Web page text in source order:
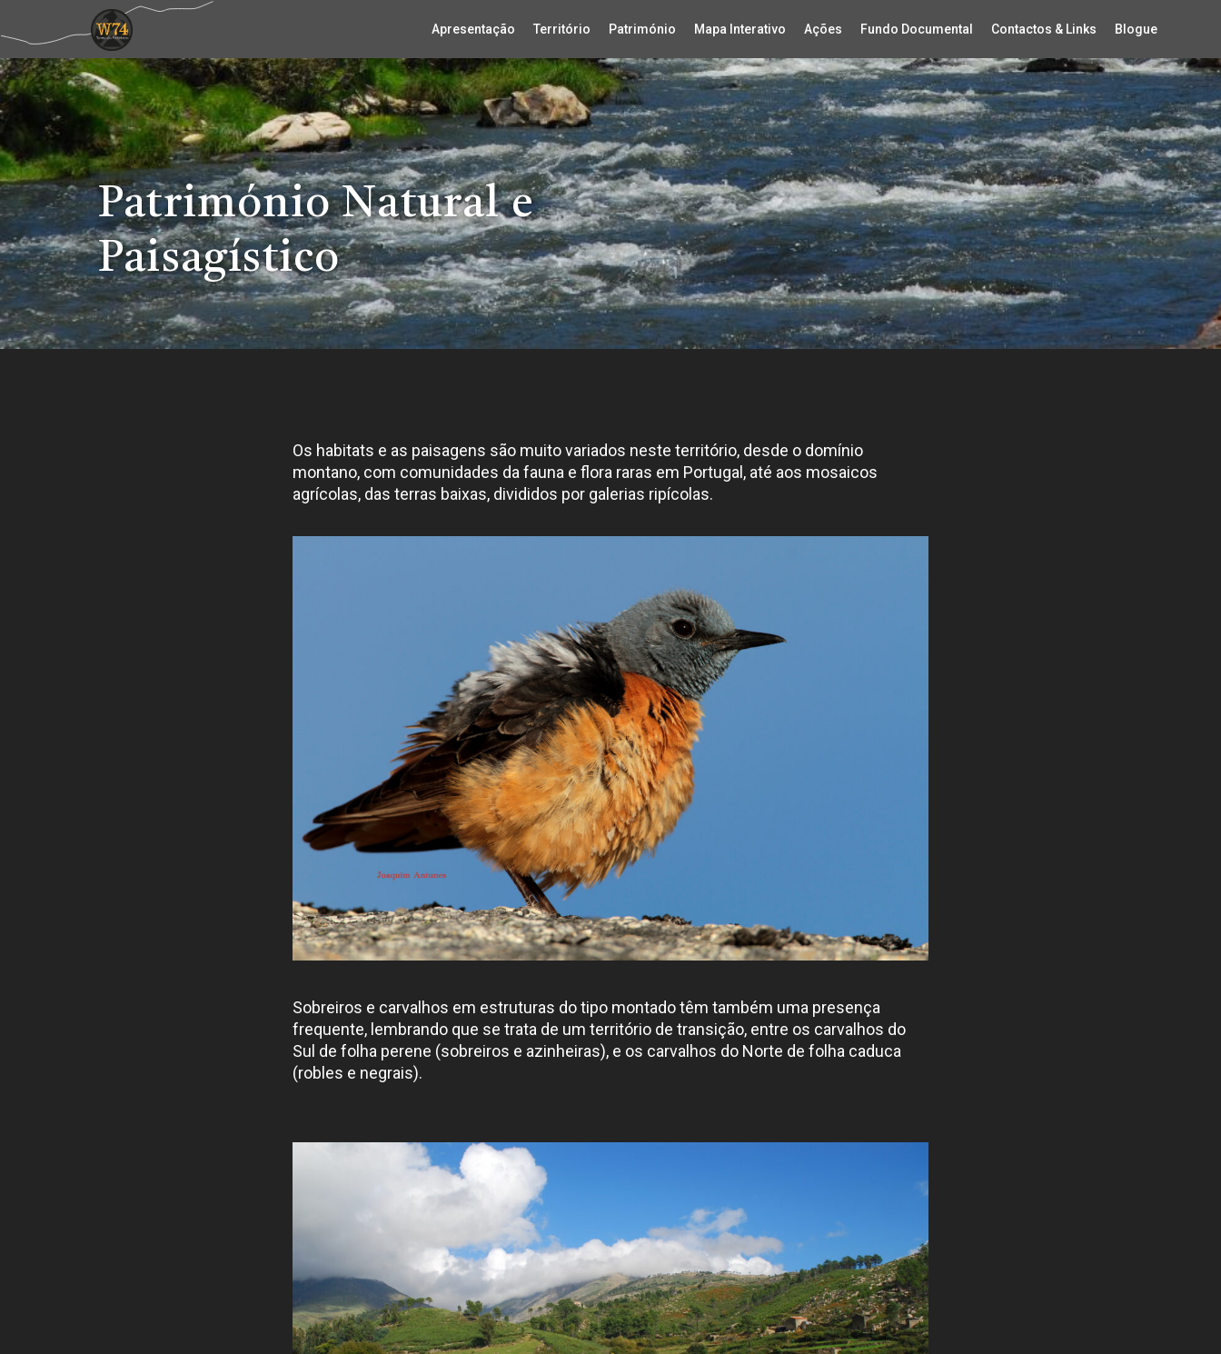
Apresentação Território Património Mapa Interativo Ações Fundo Documental Contactos & Links Blogue
Património Natural e
Paisagístico
Os habitats e as paisagens são muito variados neste território, desde o domínio
montano, com comunidades da fauna e flora raras em Portugal, até aos mosaicos
agrícolas, das terras baixas, divididos por galerias ripícolas.
Sobreiros e carvalhos em estruturas do tipo montado têm também uma presença
frequente, lembrando que se trata de um território de transição, entre os carvalhos do
Sul de folha perene (sobreiros e azinheiras), e os carvalhos do Norte de folha caduca
(robles e negrais).